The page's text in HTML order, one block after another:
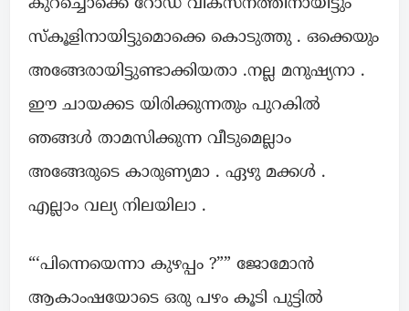
സ്‌കൂളിനായിട്ടുമൊക്കെ കൊടുത്തു . ഒക്കെയും
അങ്ങേരായിട്ടുണ്ടാക്കിയതാ .നല്ല മനുഷ്യനാ .
ഈ ചായക്കട യിരിക്കുന്നതും പുറകിൽ
ഞങ്ങൾ താമസിക്കുന്ന വീടുമെല്ലാം
അങ്ങേരുടെ കാരുണ്യമാ . ഏഴു മക്കൾ .
എല്ലാം വല്യ നിലയിലാ .
“‘പിന്നെയെന്നാ കുഴപ്പം ?”” ജോമോൻ
ആകാംഷയോടെ ഒരു പഴം കൂടി പുട്ടിൽ